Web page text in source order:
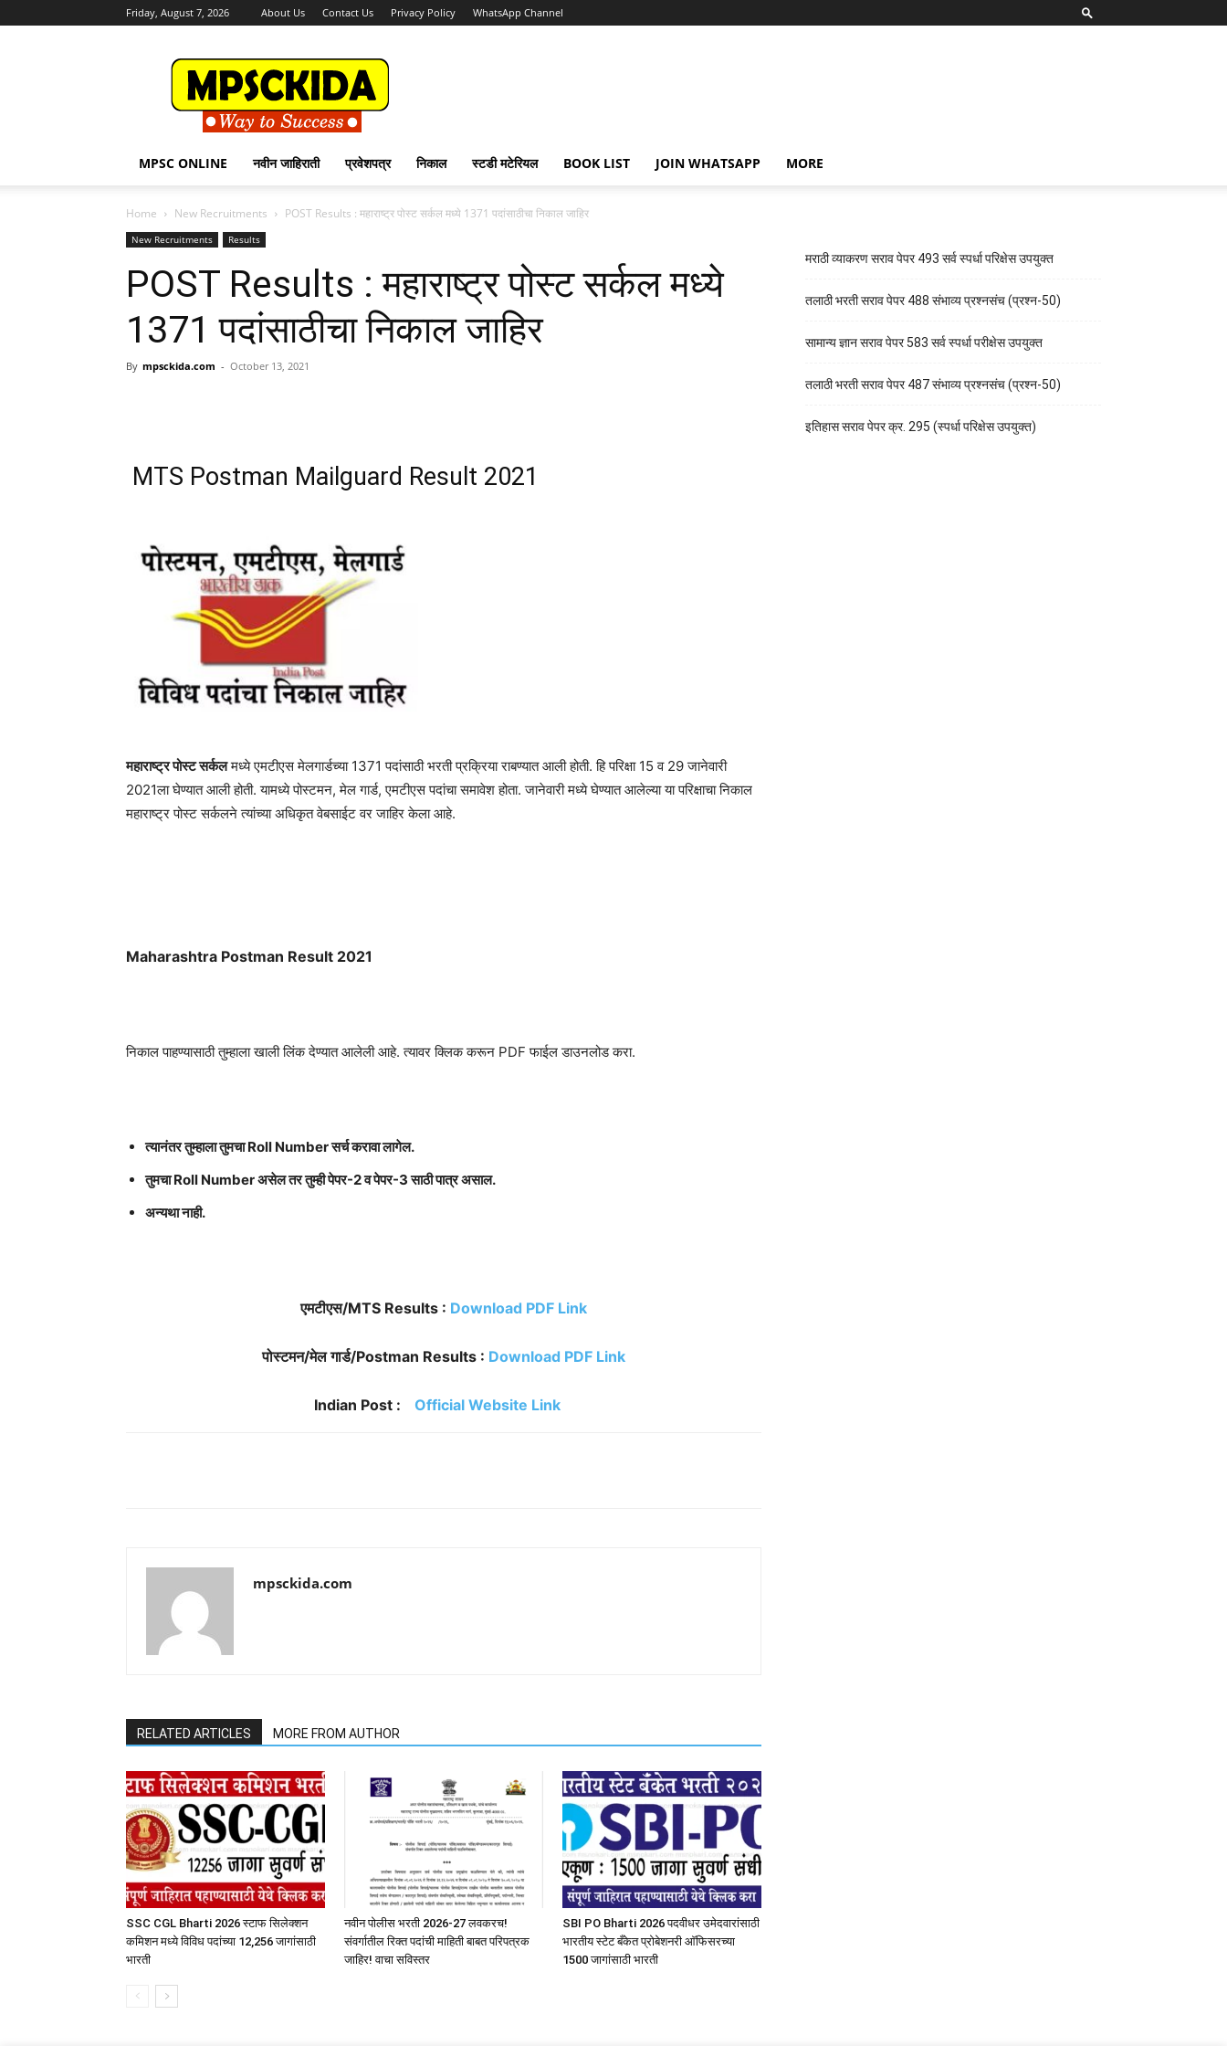
Friday, August 7, 2026 About Us Contact Us Privacy Policy WhatsApp Channel
MPSCKida.com
सर्व
नवीन
जाहिराती
Letest
Jobs
MPSC ONLINE नवीन जाहिराती प्रवेशपत्र निकाल स्टडी मटेरियल BOOK LIST JOIN WHATSAPP MORE
Home New Recruitments POST Results : महाराष्ट्र पोस्ट सर्कल मध्ये 1371 पदांसाठीचा निकाल जाहिर
New Recruitments Results
POST Results : महाराष्ट्र पोस्ट सर्कल मध्ये
1371 पदांसाठीचा निकाल जाहिर
By mpsckida.com - October 13, 2021
MTS Postman Mailguard Result 2021
महाराष्ट्र पोस्ट सर्कलमध्ये एमटीएस मेलगार्डच्या 1371 पदांसाठी भरती प्रक्रिया राबण्यात आली होती. हि परिक्षा 15 व 29 जानेवारी
2021ला घेण्यात आली होती. यामध्ये पोस्टमन, मेल गार्ड, एमटीएस पदांचा समावेश होता. जानेवारी मध्ये घेण्यात आलेल्या या परिक्षाचा निकाल
महाराष्ट्र पोस्ट सर्कलने त्यांच्या अधिकृत वेबसाईट वर जाहिर केला आहे.
Maharashtra Postman Result 2021
निकाल पाहण्यासाठी तुम्हाला खाली लिंक देण्यात आलेली आहे. त्यावर क्लिक करून PDF फाईल डाउनलोड करा.
त्यानंतर तुम्हाला तुमचा Roll Number सर्च करावा लागेल.
तुमचा Roll Number असेल तर तुम्ही पेपर-2 व पेपर-3 साठी पात्र असाल.
अन्यथा नाही.
एमटीएस/MTS Results : Download PDF Link
पोस्टमन/मेल गार्ड/Postman Results : Download PDF Link
Indian Post : Official Website Link
mpsckida.com
RELATED ARTICLES MORE FROM AUTHOR
SSC CGL Bharti 2026 स्टाफ सिलेक्शन
कमिशन मध्ये विविध पदांच्या 12,256 जागांसाठी
भारती
नवीन पोलीस भरती 2026-27 लवकरच!
संवर्गातील रिक्त पदांची माहिती बाबत परिपत्रक
जाहिर! वाचा सविस्तर
SBI PO Bharti 2026 पदवीधर उमेदवारांसाठी
भारतीय स्टेट बँकेत प्रोबेशनरी आ‍ॅफिसरच्या
1500 जागांसाठी भारती
मराठी व्याकरण सराव पेपर 493 सर्व स्पर्धा परिक्षेस उपयुक्त
तलाठी भरती सराव पेपर 488 संभाव्य प्रश्नसंच (प्रश्न-50)
सामान्य ज्ञान सराव पेपर 583 सर्व स्पर्धा परीक्षेस उपयुक्त
तलाठी भरती सराव पेपर 487 संभाव्य प्रश्नसंच (प्रश्न-50)
इतिहास सराव पेपर क्र. 295 (स्पर्धा परिक्षेस उपयुक्त)